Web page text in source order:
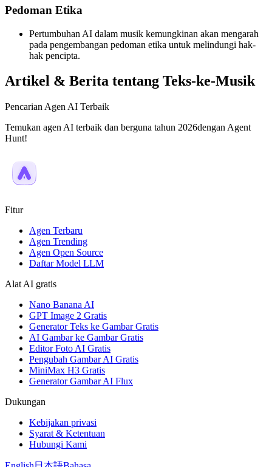
Pedoman Etika
Pertumbuhan AI dalam musik kemungkinan akan mengarah
pada pengembangan pedoman etika untuk melindungi hak-
hak pencipta.
Artikel & Berita tentang Teks-ke-Musik
Pencarian Agen AI Terbaik
Temukan agen AI terbaik dan berguna tahun 2026dengan Agent
Hunt!
Fitur
Agen Terbaru
Agen Trending
Agen Open Source
Daftar Model LLM
Alat AI gratis
Nano Banana AI
GPT Image 2 Gratis
Generator Teks ke Gambar Gratis
AI Gambar ke Gambar Gratis
Editor Foto AI Gratis
Pengubah Gambar AI Gratis
MiniMax H3 Gratis
Generator Gambar AI Flux
Dukungan
Kebijakan privasi
Syarat & Ketentuan
Hubungi Kami